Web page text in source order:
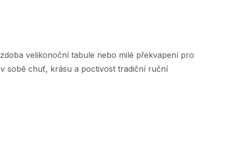
velikonoční tabule nebo milé překvapení pro
sobě chuť, krásu a poctivost tradiční ruční